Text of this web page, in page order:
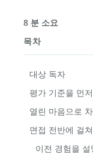
8 분 소요
목차
대상 독자
평가 기준을 먼
열린 마음으로
면접 전반에 걸
이전 경험을